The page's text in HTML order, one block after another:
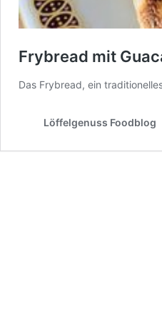
Frybread mit
Das Frybread, ein
Löffelgenuss Foodblog